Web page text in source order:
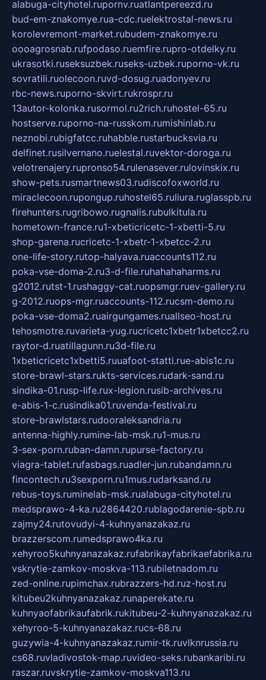
alabuga-cityhotel.rupornv.ruatlantpereezd.ru
bud-em-znakomye.rua-cdc.ruelektrostal-news.ru
korolevremont-market.rubudem-znakomye.ru
oooagrosnab.rufpodaso.ruemfire.rupro-otdelky.ru
ukrasotki.ruseksuzbek.ruseks-uzbek.ruporno-vk.ru
sovratili.ruolecoon.ruvd-dosug.ruadonyev.ru
rbc-news.ruporno-skvirt.rukrospr.ru
13autor-kolonka.rusormol.ru2rich.ruhostel-65.ru
hostserve.ruporno-na-russkom.rumishinlab.ru
neznobi.rubigfatcc.ruhabble.rustarbucksvia.ru
delfinet.rusilvernano.ruelestal.ruvektor-doroga.ru
velotrenajery.rupronso54.rulenasever.rulovinskix.ru
show-pets.rusmartnews03.rudiscofoxworld.ru
miraclecoon.rupongup.ruhostel65.ruliura.ruglasspb.ru
firehunters.rugribowo.rugnalis.rubulkitula.ru
hometown-france.ru1-xbeticricetc-1-xbetti-5.ru
shop-garena.rucricetc-1-xbetr-1-xbetcc-2.ru
one-life-story.rutop-halyava.ruaccounts112.ru
poka-vse-doma-2.ru3-d-file.ruhahahaharms.ru
g2012.rutst-1.rushaggy-cat.ruopsmgr.ruev-gallery.ru
g-2012.ruops-mgr.ruaccounts-112.rucsm-demo.ru
poka-vse-doma2.ruairgungames.ruallseo-host.ru
tehosmotre.ruvarieta-yug.rucricetc1xbetr1xbetcc2.ru
raytor-d.ruatillagunn.ru3d-file.ru
1xbeticricetc1xbetti5.ruuafoot-statti.rue-abis1c.ru
store-brawl-stars.rukts-services.rudark-sand.ru
sindika-01.rusp-life.rux-legion.rusib-archives.ru
e-abis-1-c.rusindika01.ruvenda-festival.ru
store-brawlstars.rudooraleksandria.ru
antenna-highly.rumine-lab-msk.ru1-mus.ru
3-sex-porn.ruban-damn.rupurse-factory.ru
viagra-tablet.rufasbags.ruadler-jun.rubandamn.ru
fincontech.ru3sexporn.ru1mus.rudarksand.ru
rebus-toys.ruminelab-msk.rualabuga-cityhotel.ru
medsprawo-4-ka.ru2864420.rublagodarenie-spb.ru
zajmy24.rutovudyi-4-kuhnyanazakaz.ru
brazzerscom.rumedsprawo4ka.ru
xehyroo5kuhnyanazakaz.rufabrikayfabrikaefabrika.ru
vskrytie-zamkov-moskva-113.rubiletnadom.ru
zed-online.rupimchax.rubrazzers-hd.ruz-host.ru
kitubeu2kuhnyanazakaz.runaperekate.ru
kuhnyaofabrikaufabrik.rukitubeu-2-kuhnyanazakaz.ru
xehyroo-5-kuhnyanazakaz.rucs-68.ru
guzywia-4-kuhnyanazakaz.rumir-tk.ruvlknrussia.ru
cs68.ruvladivostok-map.ruvideo-seks.rubankaribi.ru
raszar.ruvskrytie-zamkov-moskva113.ru